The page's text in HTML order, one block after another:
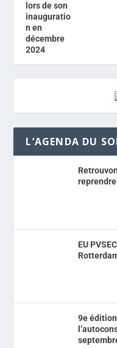
L’AGENDA DU
EU
9e